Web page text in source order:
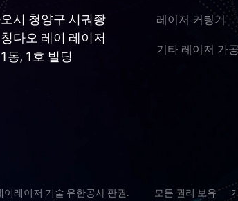
시 청양구 시궈좡
다오 레이 레이저
동, 1호 빌딩
레이저 커팅기
기타 레이저 가공
이레이저 기술 유한공사 판권. 모든 권리 보유 개